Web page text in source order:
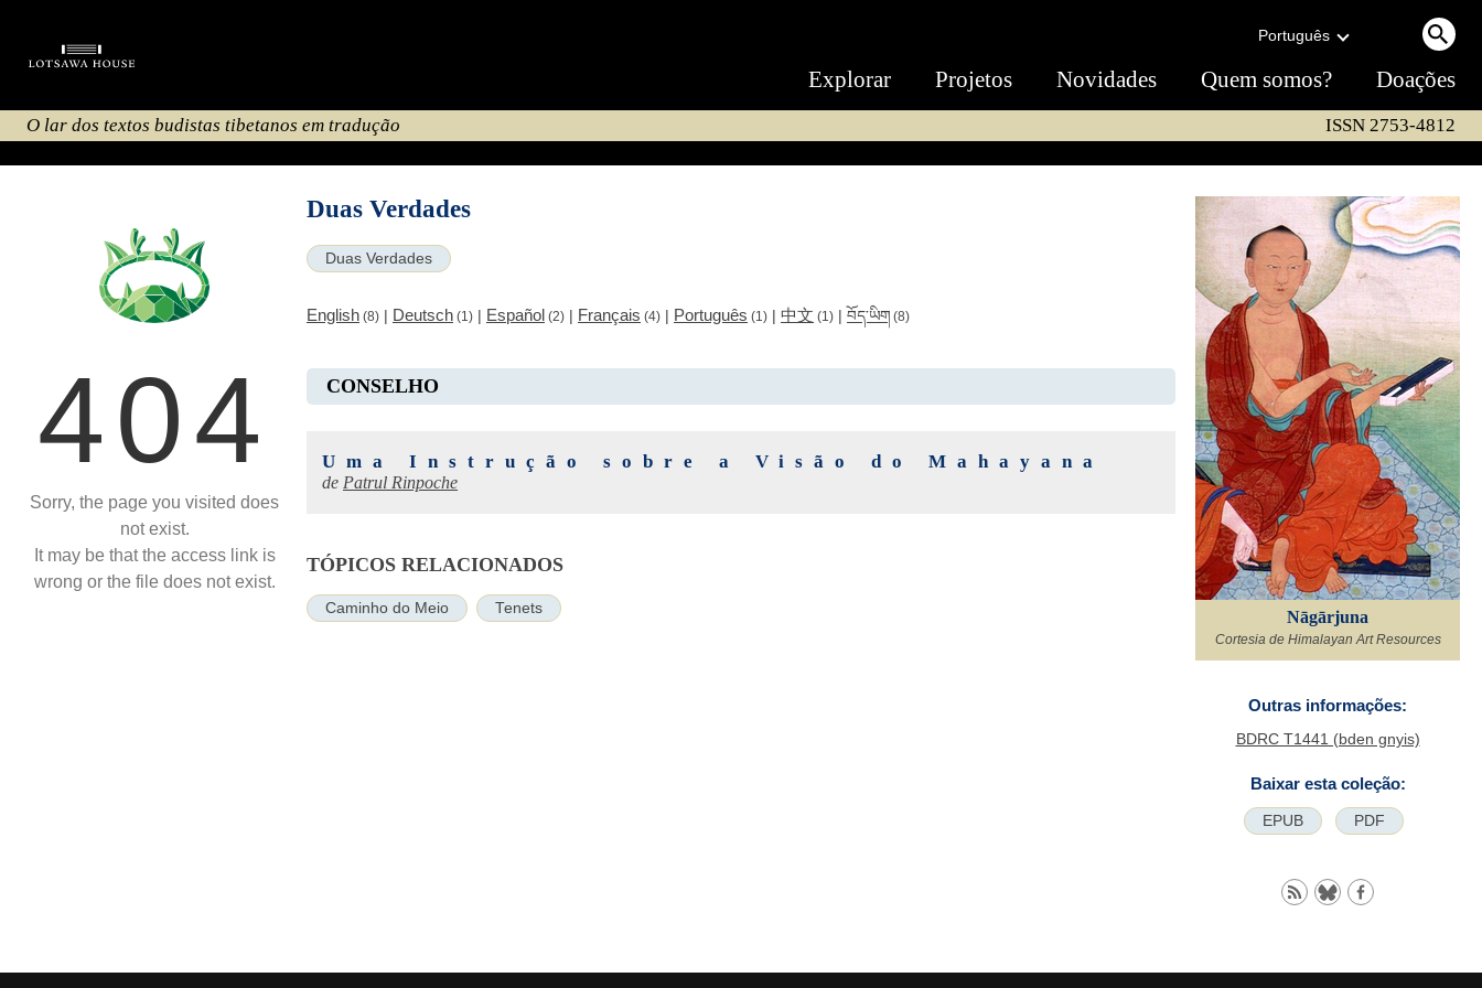
Português
Explorar Projetos Novidades Quem somos? Doações
O lar dos textos budistas tibetanos em tradução ISSN 2753-4812
404
Sorry, the page you visited does
not exist.
It may be that the access link is
wrong or the file does not exist.
Duas Verdades
Duas Verdades
English (8) | Deutsch (1) | Español (2) | Français (4) | Português (1) | 中文 (1) | བོད་ཡིག (8)
CONSELHO
Uma Instrução sobre a Visão do Mahayana
de Patrul Rinpoche
TÓPICOS RELACIONADOS
Caminho do Meio Tenets Nāgārjuna
Cortesia de Himalayan Art Resources
Outras informações:
BDRC T1441 (bden gnyis)
Baixar esta coleção:
EPUB PDF